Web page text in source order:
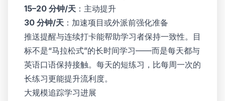
15–20 分钟/天 ：主动提升
30 分钟/天 ：加速项目或外派前强化准备
推送提醒与连续打卡能帮助学习者保持一致性。目
标不是“马拉松式”的长时间学习——而是每天都与
英语口语保持接触。每天的短练习，比每周一次的
长练习更能提升流利度。
大规模追踪学习进展